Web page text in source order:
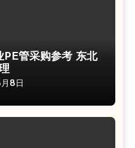
管采购参考 东北
8日